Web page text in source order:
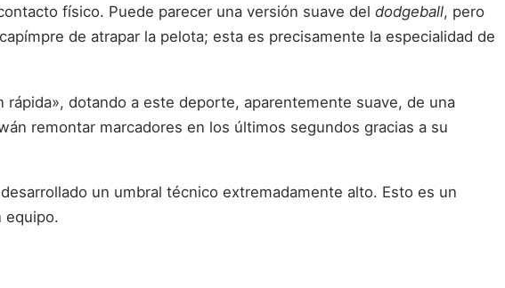
físico. Puede parecer una versión suave del dodgeball, pero
de atrapar la pelota; esta es precisamente la especialidad de
dotando a este deporte, aparentemente suave, de una
remontar marcadores en los últimos segundos gracias a su
un umbral técnico extremadamente alto. Esto es un
equipo.